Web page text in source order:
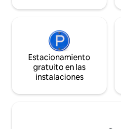
Estacionamiento
gratuito en las
instalaciones